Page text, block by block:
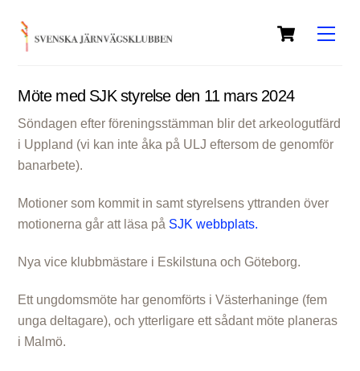
content
Cart
Möte med SJK styrelse den 11 mars 2024
Söndagen efter föreningsstämman blir det arkeologutfärd
i Uppland (vi kan inte åka på ULJ eftersom de genomför
banarbete).
Motioner som kommit in samt styrelsens yttranden över
motionerna går att läsa på SJK webbplats.
Nya vice klubbmästare i Eskilstuna och Göteborg.
Ett ungdomsmöte har genomförts i Västerhaninge (fem
unga deltagare), och ytterligare ett sådant möte planeras
i Malmö.